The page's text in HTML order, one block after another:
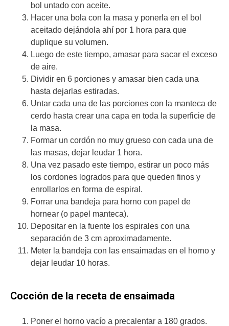
bol untado con aceite.
Hacer una bola con la masa y ponerla en el bol
aceitado dejándola ahí por 1 hora para que
duplique su volumen.
Luego de este tiempo, amasar para sacar el exceso
de aire.
Dividir en 6 porciones y amasar bien cada una
hasta dejarlas estiradas.
Untar cada una de las porciones con la manteca de
cerdo hasta crear una capa en toda la superficie de
la masa.
Formar un cordón no muy grueso con cada una de
las masas, dejar leudar 1 hora.
Una vez pasado este tiempo, estirar un poco más
los cordones logrados para que queden finos y
enrollarlos en forma de espiral.
Forrar una bandeja para horno con papel de
hornear (o papel manteca).
Depositar en la fuente los espirales con una
separación de 3 cm aproximadamente.
Meter la bandeja con las ensaimadas en el horno y
dejar leudar 10 horas.
Cocción de la receta de ensaimada
Poner el horno vacío a precalentar a 180 grados.